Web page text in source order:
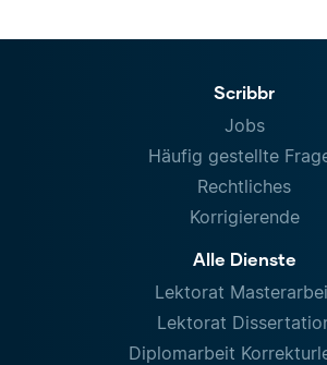
Scribbr
Jobs
Häufig gestellte
Rechtliches
Korrigierende
Alle Dienste
Lektorat
Lektorat
Diplomarbeit